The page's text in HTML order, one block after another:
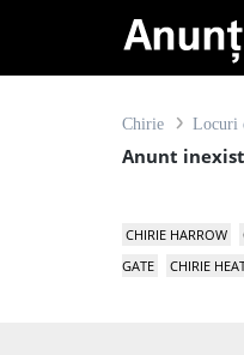
Chirie Locuri
Anunt
CHIRIE HARROW
GATE
CHIRIE